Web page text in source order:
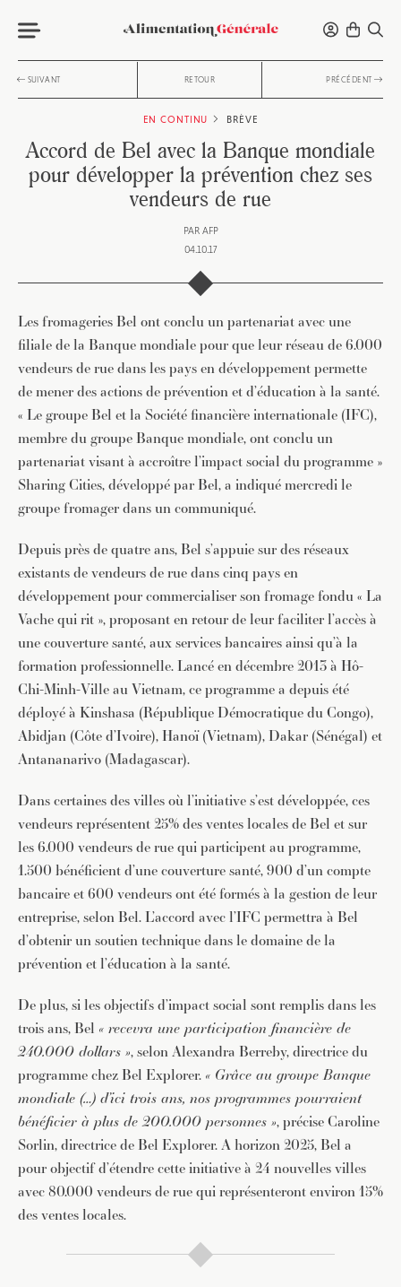
SUIVANT RETOUR PRÉCÉDENT
EN CONTINU BRÈVE
Accord de Bel avec la Banque mondiale
pour développer la prévention chez ses
vendeurs de rue
PAR AFP
04.10.17
Les fromageries Bel ont conclu un partenariat avec une
filiale de la Banque mondiale pour que leur réseau de 6.000
vendeurs de rue dans les pays en développement permette
de mener des actions de prévention et d’éducation à la santé.
« Le groupe Bel et la Société financière internationale (IFC),
membre du groupe Banque mondiale, ont conclu un
partenariat visant à accroître l’impact social du programme »
Sharing Cities, développé par Bel, a indiqué mercredi le
groupe fromager dans un communiqué.
Depuis près de quatre ans, Bel s’appuie sur des réseaux
existants de vendeurs de rue dans cinq pays en
développement pour commercialiser son fromage fondu « La
Vache qui rit », proposant en retour de leur faciliter l’accès à
une couverture santé, aux services bancaires ainsi qu’à la
formation professionnelle. Lancé en décembre 2013 à Hô-
Chi-Minh-Ville au Vietnam, ce programme a depuis été
déployé à Kinshasa (République Démocratique du Congo),
Abidjan (Côte d’Ivoire), Hanoï (Vietnam), Dakar (Sénégal) et
Antananarivo (Madagascar).
Dans certaines des villes où l’initiative s’est développée, ces
vendeurs représentent 25% des ventes locales de Bel et sur
les 6.000 vendeurs de rue qui participent au programme,
1.500 bénéficient d’une couverture santé, 900 d’un compte
bancaire et 600 vendeurs ont été formés à la gestion de leur
entreprise, selon Bel. L’accord avec l’IFC permettra à Bel
d’obtenir un soutien technique dans le domaine de la
prévention et l’éducation à la santé.
De plus, si les objectifs d’impact social sont remplis dans les
trois ans, Bel « recevra une participation financière de
240.000 dollars », selon Alexandra Berreby, directrice du
programme chez Bel Explorer. « Grâce au groupe Banque
mondiale (…) d’ici trois ans, nos programmes pourraient
bénéficier à plus de 200.000 personnes », précise Caroline
Sorlin, directrice de Bel Explorer. A horizon 2025, Bel a
pour objectif d’étendre cette initiative à 24 nouvelles villes
avec 80.000 vendeurs de rue qui représenteront environ 15%
des ventes locales.